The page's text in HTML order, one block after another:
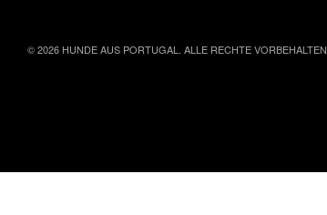
© 2026 HUNDE AUS PORTUGAL. ALLE RECHTE VORBEHALTEN.